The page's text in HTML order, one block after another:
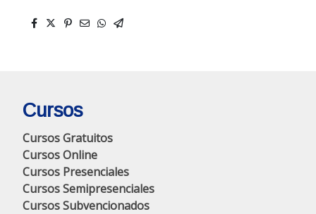
Cursos
Cursos Gratuitos
Cursos Online
Cursos Presenciales
Cursos Semipresenciales
Cursos Subvencionados